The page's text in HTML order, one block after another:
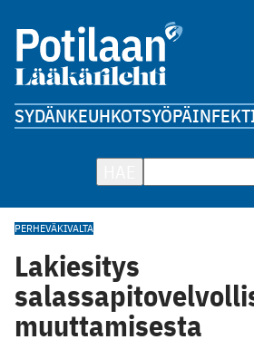
SYDÄNKEUHKOTSYÖPÄ
PERHEVÄKIVALTA
Lakiesitys
muuttamisesta